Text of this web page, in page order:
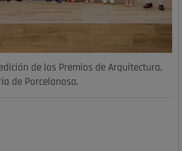
de los Premios de Arquitectura,
de Porcelanosa.